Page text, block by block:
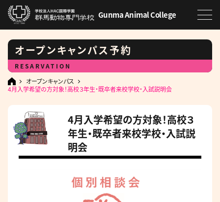
Gunma Animal College
オープンキャンパス予約
RESARVATION
オープンキャンパス
4月入学希望の方対象！高校３年生・既卒者来校学校・入試説明会
4月入学希望の方対象！高校３
年生・既卒者来校学校・入試説
明会